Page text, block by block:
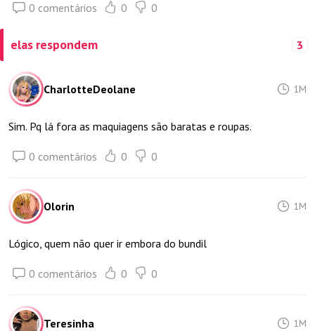
0 comentários 0 0
elas respondem 3
CharlotteDeolane 1M
Sim. Pq lá fora as maquiagens são baratas e roupas.
0 comentários 0 0
Olorin 1M
Lógico, quem não quer ir embora do bundil
0 comentários 0 0
Teresinha 1M